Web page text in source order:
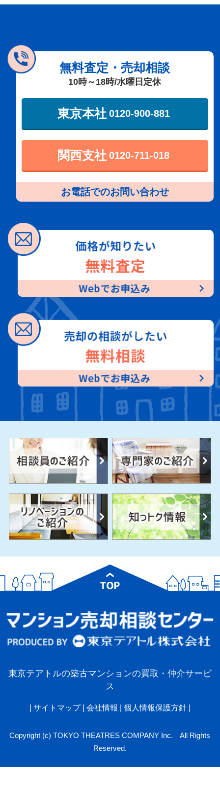
無料査定・売却相談
10時～18時/水曜日定休
東京本社 0120-900-881
関西支社 0120-711-018
お電話でのお問い合わせ
東京テアトルの築古マンションの買取・仲介サービ
ス
サイトマップ 会社情報 個人情報保護方針|
Copyright (c) TOKYO THEATRES COMPANY Inc. All Rights
Reserved.